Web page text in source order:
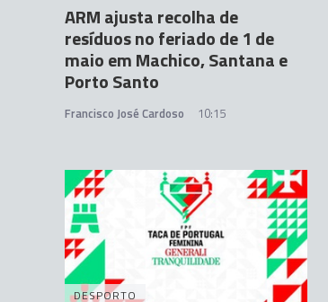
ARM ajusta recolha de
resíduos no feriado de 1 de
maio em Machico, Santana e
Porto Santo
Francisco José Cardoso 10:15
DESPORTO